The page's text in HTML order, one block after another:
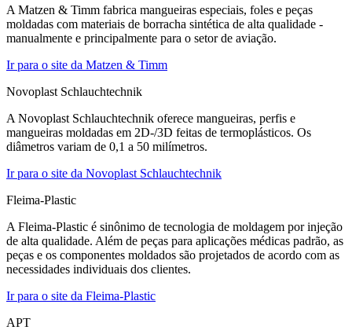
A Matzen & Timm fabrica mangueiras especiais, foles e peças
moldadas com materiais de borracha sintética de alta qualidade -
manualmente e principalmente para o setor de aviação.
Ir para o site da Matzen & Timm
Novoplast Schlauchtechnik
A Novoplast Schlauchtechnik oferece mangueiras, perfis e
mangueiras moldadas em 2D-/3D feitas de termoplásticos. Os
diâmetros variam de 0,1 a 50 milímetros.
Ir para o site da Novoplast Schlauchtechnik
Fleima-Plastic
A Fleima-Plastic é sinônimo de tecnologia de moldagem por injeção
de alta qualidade. Além de peças para aplicações médicas padrão, as
peças e os componentes moldados são projetados de acordo com as
necessidades individuais dos clientes.
Ir para o site da Fleima-Plastic
APT